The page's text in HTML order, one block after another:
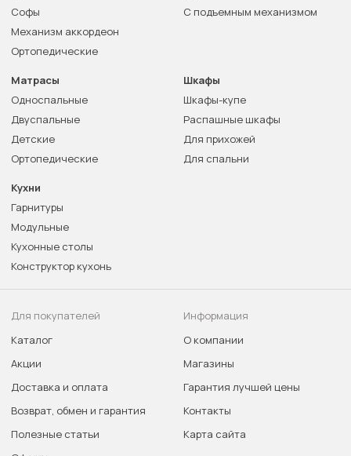
Софы
Механизм аккордеон
Ортопедические
С подъемным механизмом
Матрасы
Односпальные
Двуспальные
Детские
Ортопедические
Шкафы
Шкафы-купе
Распашные шкафы
Для прихожей
Для спальни
Кухни
Гарнитуры
Модульные
Кухонные столы
Конструктор кухонь
Для покупателей
Каталог
Акции
Доставка и оплата
Возврат, обмен и гарантия
Полезные статьи
Информация
О компании
Магазины
Гарантия лучшей цены
Контакты
Карта сайта